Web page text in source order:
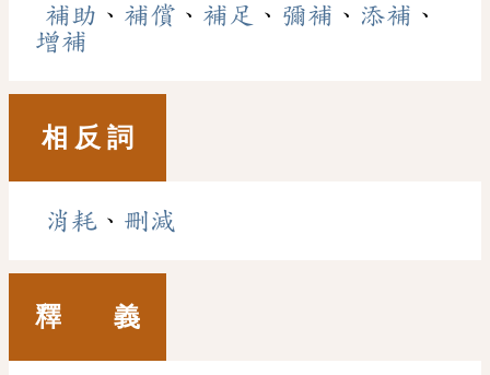
補助 、 補償 、 補足 、 彌補 、 添補 、
增補
相 反 詞
消耗 、 刪減
釋 義